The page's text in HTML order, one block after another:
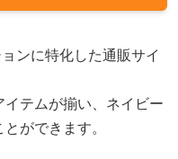
ンに特化した通販サイ
テムが揃い、ネイビー
ができます。